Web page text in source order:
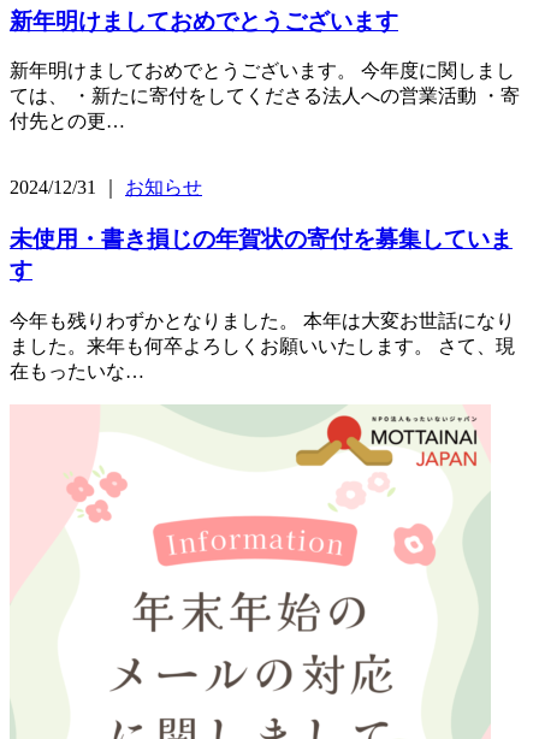
新年明けましておめでとうございます
新年明けましておめでとうございます。 今年度に関しまし
ては、 ・新たに寄付をしてくださる法人への営業活動 ・寄
付先との更…
2024/12/31 ｜ お知らせ
未使用・書き損じの年賀状の寄付を募集していま
す
今年も残りわずかとなりました。 本年は大変お世話になり
ました。来年も何卒よろしくお願いいたします。 さて、現
在もったいな…